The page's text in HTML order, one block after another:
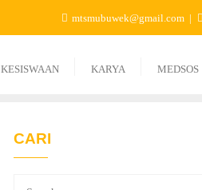
mtsmubuwek@gmail.com
KESISWAAN KARYA MEDSOS
CARI